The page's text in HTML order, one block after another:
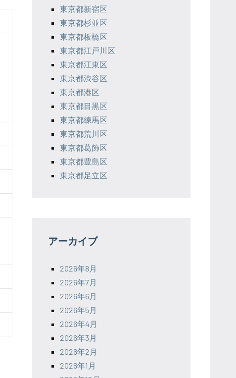
東京都新宿区
東京都杉並区
東京都板橋区
東京都江戸川区
東京都江東区
東京都渋谷区
東京都港区
東京都目黒区
東京都練馬区
東京都荒川区
東京都葛飾区
東京都豊島区
東京都足立区
アーカイブ
2026年8月
2026年7月
2026年6月
2026年5月
2026年4月
2026年3月
2026年2月
2026年1月